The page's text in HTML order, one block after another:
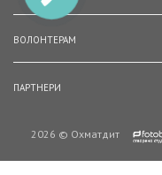
ВОЛОНТЕРАМ
ПАРТНЕРИ
2026 © Охматдит